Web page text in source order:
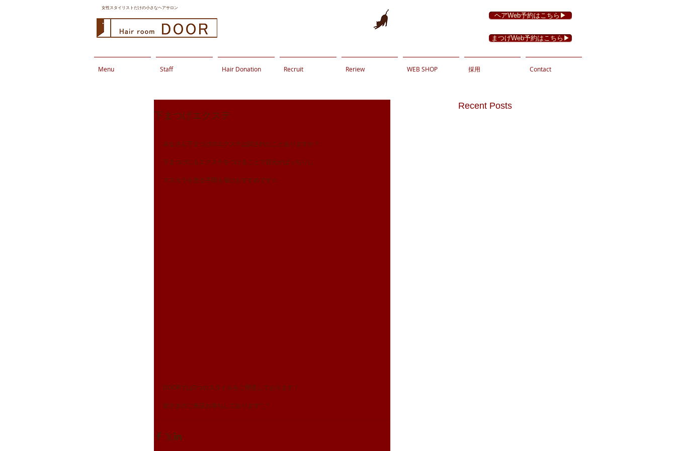
女性スタイリストだけの小さなヘアサロン
ヘアWeb予約はこちら▶︎
まつげWeb予約はこちら▶︎
Menu Staff Hair Donation Recruit Reriew WEB SHOP 採用 Contact
下まつげエクステ
みなさん下まつげのエクステは試されたことありますか？
下まつげにもエクステをつけることで目元がぱっちりし
マスカラを塗る手間も省けおすすめです☆
DOORでは3つのスタイルをご用意しております！
皆さまのご来店お待ちしております^_^
Recent Posts